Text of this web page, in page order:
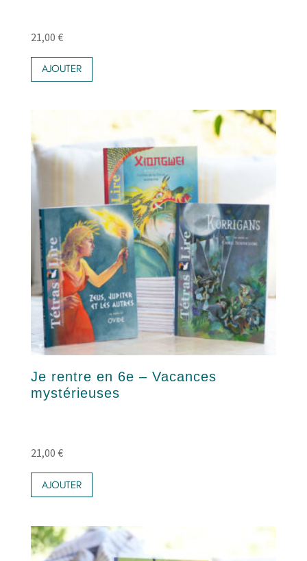
21,00 €
AJOUTER
Je rentre en 6e – Vacances
mystérieuses
21,00 €
AJOUTER